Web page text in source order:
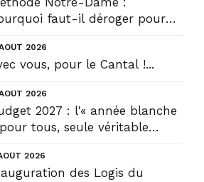
faut-il déroger pour
2026
vous, pour le Cantal !...
2026
2027 : l'« année blanche
tous, seule véritable
2026
des Logis du